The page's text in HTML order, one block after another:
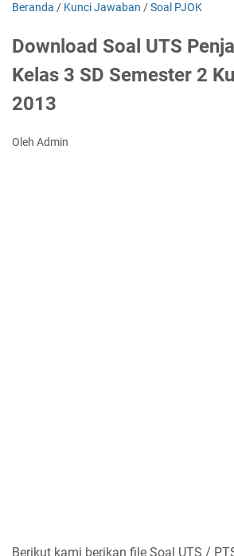
Beranda / Kunci Jawaban /Soal PJOK
Download Soal UTS
Kelas 3 SD Semester 2
2013
Oleh Admin
Berikut kami berikan file Soal UTS /